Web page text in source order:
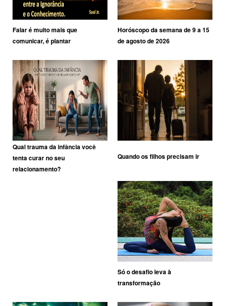
Falar é muito mais que
comunicar, é plantar
Horóscopo da semana de 9 a 15
de agosto de 2026
Qual trauma da infância você
tenta curar no seu
relacionamento?
Quando os filhos precisam ir
Só o desafio leva à
transformação